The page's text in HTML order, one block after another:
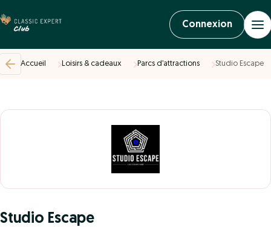
Connexion
Accueil Loisirs & cadeaux Parcs d’attractions Studio Escape
Studio Escape